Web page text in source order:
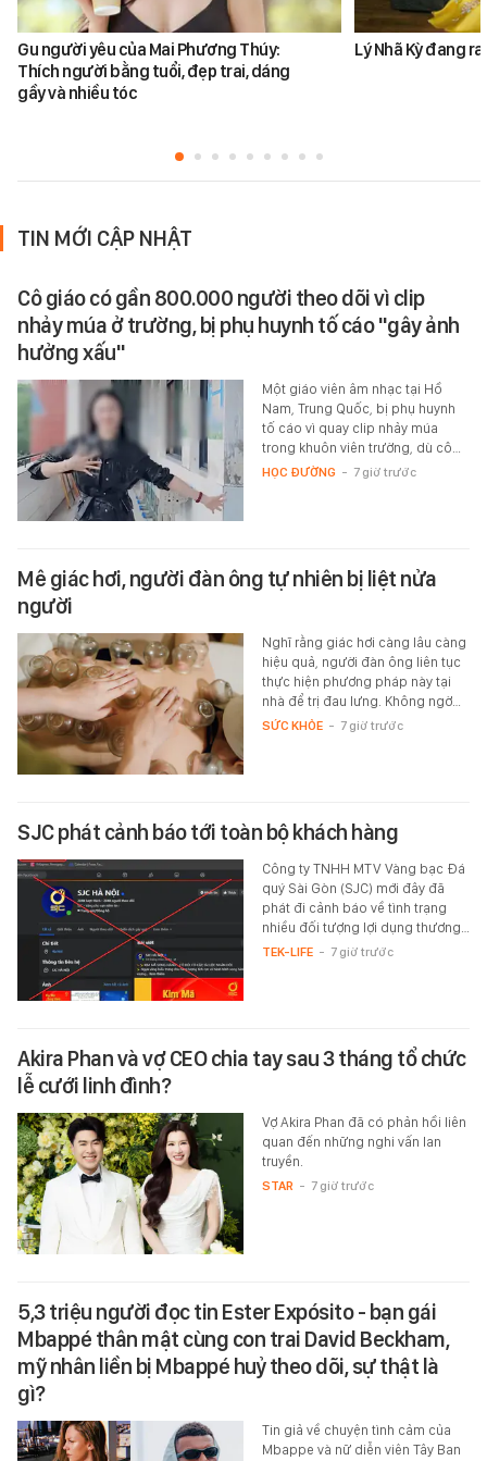
Gu người yêu của Mai Phương Thúy:
Thích người bằng tuổi, đẹp trai, dáng
gầy và nhiều tóc
Lý Nhã Kỳ đang
TIN MỚI CẬP NHẬT
Cô giáo có gần 800.000 người theo dõi vì clip
nhảy múa ở trường, bị phụ huynh tố cáo "gây ảnh
hưởng xấu"
Một giáo viên âm nhạc tại Hồ
Nam, Trung Quốc, bị phụ huynh
tố cáo vì quay clip nhảy múa
trong khuôn viên trường, dù cô…
HỌC ĐƯỜNG - 7 giờ trước
Mê giác hơi, người đàn ông tự nhiên bị liệt nửa
người
Nghĩ rằng giác hơi càng lâu càng
hiệu quả, người đàn ông liên tục
thực hiện phương pháp này tại
nhà để trị đau lưng. Không ngờ…
SỨC KHỎE - 7 giờ trước
SJC phát cảnh báo tới toàn bộ khách hàng
Công ty TNHH MTV Vàng bạc Đá
quý Sài Gòn (SJC) mới đây đã
phát đi cảnh báo về tình trạng
nhiều đối tượng lợi dụng thương…
TEK-LIFE - 7 giờ trước
Akira Phan và vợ CEO chia tay sau 3 tháng tổ chức
lễ cưới linh đình?
Vợ Akira Phan đã có phản hồi liên
quan đến những nghi vấn lan
truyền.
STAR - 7 giờ trước
5,3 triệu người đọc tin Ester Expósito - bạn gái
Mbappé thân mật cùng con trai David Beckham,
mỹ nhân liền bị Mbappé huỷ theo dõi, sự thật là
gì?
Tin giả về chuyện tình cảm của
Mbappe và nữ diễn viên Tây Ban